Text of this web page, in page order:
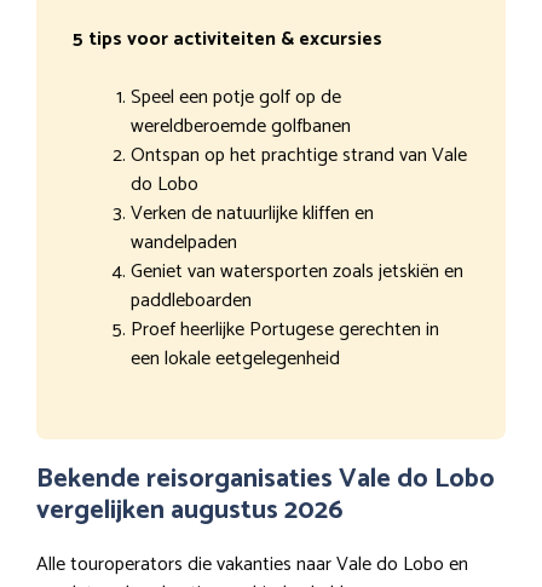
5 tips voor activiteiten & excursies
Speel een potje golf op de
wereldberoemde golfbanen
Ontspan op het prachtige strand van Vale
do Lobo
Verken de natuurlijke kliffen en
wandelpaden
Geniet van watersporten zoals jetskiën en
paddleboarden
Proef heerlijke Portugese gerechten in
een lokale eetgelegenheid
Bekende reisorganisaties Vale do Lobo
vergelijken augustus 2026
Alle touroperators die vakanties naar Vale do Lobo en